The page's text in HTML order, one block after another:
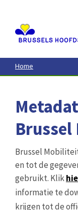
contenu
principal
Home
Brussel
en tot de
gebruikt. Klik
informatie te
krijgen tot de